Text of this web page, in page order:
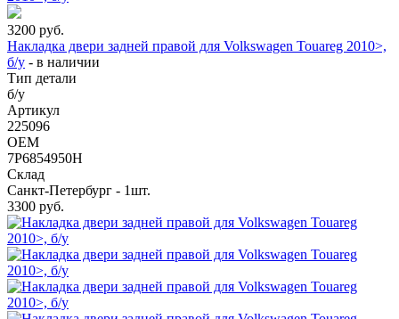
3200 руб.
Накладка двери задней правой для Volkswagen Touareg 2010>,
б/у - в наличии
Тип детали
б/у
Артикул
225096
OEM
7P6854950H
Склад
Санкт-Петербург - 1шт.
3300 руб.